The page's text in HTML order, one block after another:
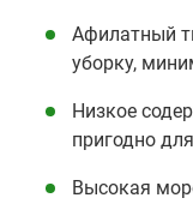
Афилатный
уборку,
Низкое
пригодно
Высокая